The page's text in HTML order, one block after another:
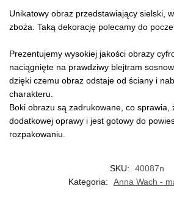
Unikatowy obraz przedstawiający sielski,
zboża. Taką dekorację polecamy do
Prezentujemy wysokiej jakości obrazy
naciągnięte na prawdziwy blejtram
dzięki czemu obraz odstaje od ściany i
charakteru.
Boki obrazu są zadrukowane, co sprawia,
dodatkowej oprawy i jest gotowy do
rozpakowaniu.
SKU:
40087n
Kategoria:
Anna Wach -